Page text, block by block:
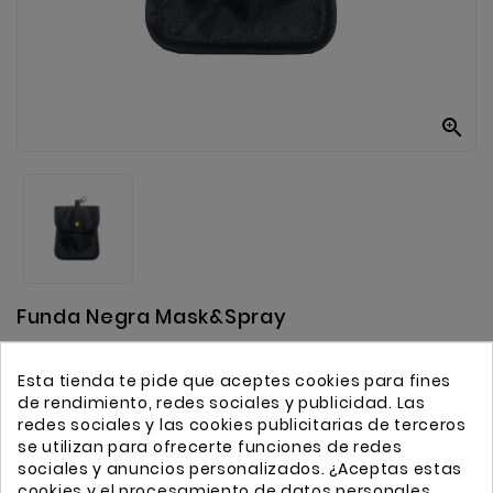

Funda Negra Mask&Spray
Leer Reseña
2,00 €
Impuestos incluidos
Esta tienda te pide que aceptes cookies para fines
de rendimiento, redes sociales y publicidad. Las
redes sociales y las cookies publicitarias de terceros
se utilizan para ofrecerte funciones de redes
sociales y anuncios personalizados. ¿Aceptas estas